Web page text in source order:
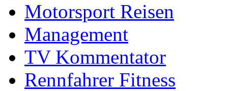
Motorsport Reisen
Management
TV Kommentator
Rennfahrer Fitness